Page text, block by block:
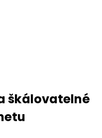
škálovatelné